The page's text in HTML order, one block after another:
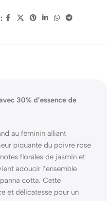
30% d’essence de
au féminin alliant
piquante du poivre rose
florales de jasmin et
adoucir l’ensemble
cotta. Cette
et délicatesse pour un